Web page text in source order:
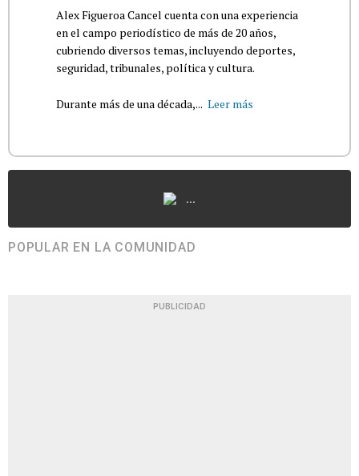
Alex Figueroa Cancel cuenta con una experiencia
en el campo periodístico de más de 20 años,
cubriendo diversos temas, incluyendo deportes,
seguridad, tribunales, política y cultura.
Durante más de una década,... Leer más
...
POPULAR EN LA COMUNIDAD
PUBLICIDAD